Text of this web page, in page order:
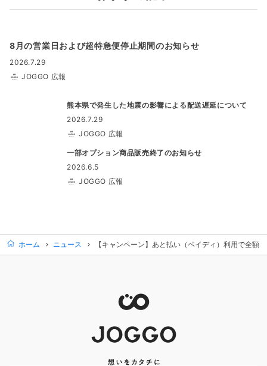
8月の営業日および超特急便停止期間のお知らせ
2026.7.29
JOGGO 広報
熊本県で発生した地震の影響による配送遅延について
2026.7.29
JOGGO 広報
一部オプション商品販売終了のお知らせ
2026.6.5
JOGGO 広報
ホーム ニュース 【キャンペーン】あと払い（ペイディ）利用で全額